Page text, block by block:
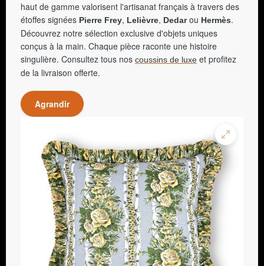
haut de gamme valorisent l'artisanat français à travers des
étoffes signées Pierre Frey, Lelièvre, Dedarou Hermès.
Découvrez notre sélection exclusive d'objets uniques
conçus à la main. Chaque pièce raconte une histoire
singulière. Consultez tous nos coussins de luxe et profitez
de la livraison offerte.
Agrandir